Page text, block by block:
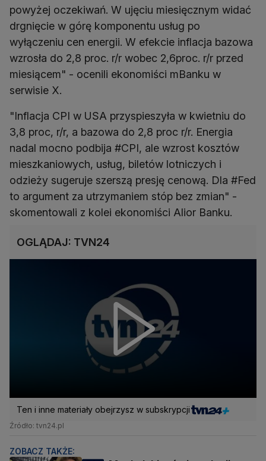
powyżej oczekiwań. W ujęciu miesięcznym widać
drgnięcie w górę komponentu usług po
wyłączeniu cen energii. W efekcie inflacja bazowa
wzrosła do 2,8 proc. r/r wobec 2,6proc. r/r przed
miesiącem" - ocenili ekonomiści mBanku w
serwisie X.
"Inflacja CPI w USA przyspieszyła w kwietniu do
3,8 proc, r/r, a bazowa do 2,8 proc r/r. Energia
nadal mocno podbija #CPI, ale wzrost kosztów
mieszkaniowych, usług, biletów lotniczych i
odzieży sugeruje szerszą presję cenową. Dla #Fed
to argument za utrzymaniem stóp bez zmian" -
skomentowali z kolei ekonomiści Alior Banku.
OGLĄDAJ: TVN24
Ten i inne materiały obejrzysz w subskrypcji
Źródło: tvn24.pl
ZOBACZ TAKŻE: